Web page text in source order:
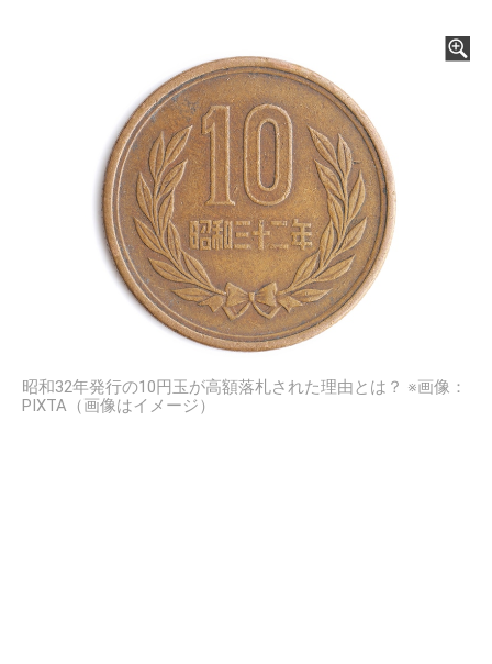
昭和32年発行の10円玉が高額落札された理由とは？ ※画像：
PIXTA（画像はイメージ）